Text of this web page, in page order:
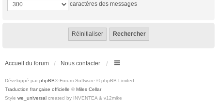
caractères des messages
Accueil du forum Nous contacter
Développé par phpBB® Forum Software © phpBB Limited
Traduction française officielle © Miles Cellar
Style we_universal created by INVENTEA & v12mike